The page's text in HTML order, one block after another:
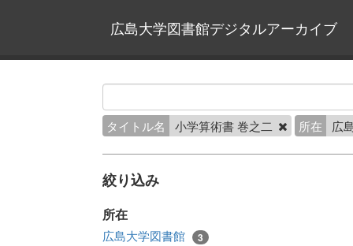
広島大学図書館デジタルアーカイブ
タイトル名 小学算術書 巻之二 所在 広
絞り込み
所在
広島大学図書館 3